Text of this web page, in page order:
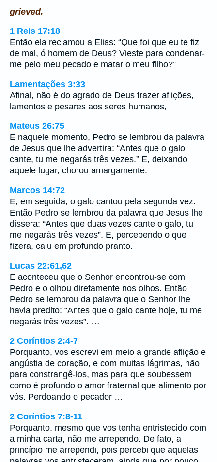
grieved.
1 Reis 17:18
Então ela reclamou a Elias: “Que foi que eu te fiz
de mal, ó homem de Deus? Vieste para condenar-
me pelo meu pecado e matar o meu filho?”
Lamentações 3:33
Afinal, não é do agrado de Deus trazer aflições,
lamentos e pesares aos seres humanos,
Mateus 26:75
E naquele momento, Pedro se lembrou da palavra
de Jesus que lhe advertira: “Antes que o galo
cante, tu me negarás três vezes.” E, deixando
aquele lugar, chorou amargamente.
Marcos 14:72
E, em seguida, o galo cantou pela segunda vez.
Então Pedro se lembrou da palavra que Jesus lhe
dissera: “Antes que duas vezes cante o galo, tu
me negarás três vezes”. E, percebendo o que
fizera, caiu em profundo pranto.
Lucas 22:61,62
E aconteceu que o Senhor encontrou-se com
Pedro e o olhou diretamente nos olhos. Então
Pedro se lembrou da palavra que o Senhor lhe
havia predito: “Antes que o galo cante hoje, tu me
negarás três vezes”. …
2 Coríntios 2:4-7
Porquanto, vos escrevi em meio a grande aflição e
angústia de coração, e com muitas lágrimas, não
para constrangê-los, mas para que soubessem
como é profundo o amor fraternal que alimento por
vós. Perdoando o pecador …
2 Coríntios 7:8-11
Porquanto, mesmo que vos tenha entristecido com
a minha carta, não me arrependo. De fato, a
princípio me arrependi, pois percebi que aquelas